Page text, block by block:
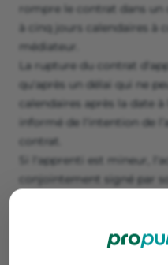
rompre le contrat dans
à cinq jours calendaires à
médiateur.
La rupture du contrat
qu'après un délai qui ne
calendaires après la date
informé de l'intention de
contrat.
Si l'apprenti est mineur,
conjointement signé par